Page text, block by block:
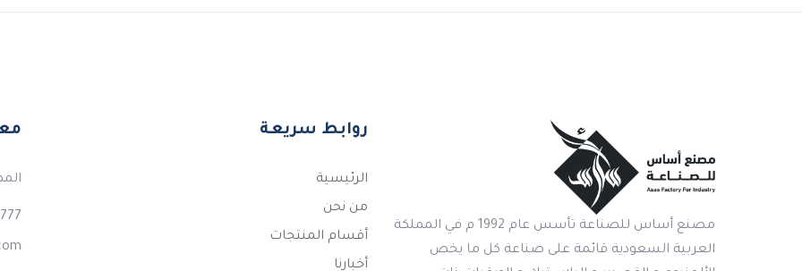
مصنع أساس للصناعة تأسس عام 1992 م في المملكة
العربية السعودية قائمة على صناعة كل ما يخص
روابط سريعة
الرئيسية
من نحن
أقسام المنتجات
أخبارنا